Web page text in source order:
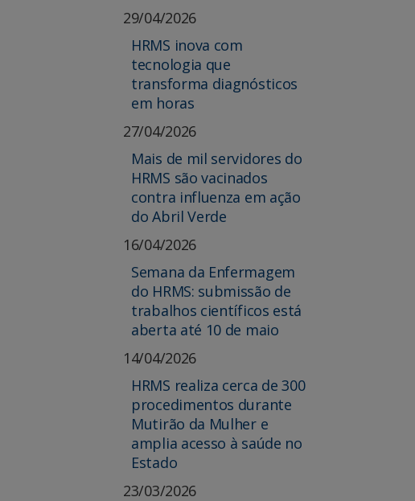
29/04/2026
HRMS inova com
tecnologia que
transforma diagnósticos
em horas
27/04/2026
Mais de mil servidores do
HRMS são vacinados
contra influenza em ação
do Abril Verde
16/04/2026
Semana da Enfermagem
do HRMS: submissão de
trabalhos científicos está
aberta até 10 de maio
14/04/2026
HRMS realiza cerca de 300
procedimentos durante
Mutirão da Mulher e
amplia acesso à saúde no
Estado
23/03/2026